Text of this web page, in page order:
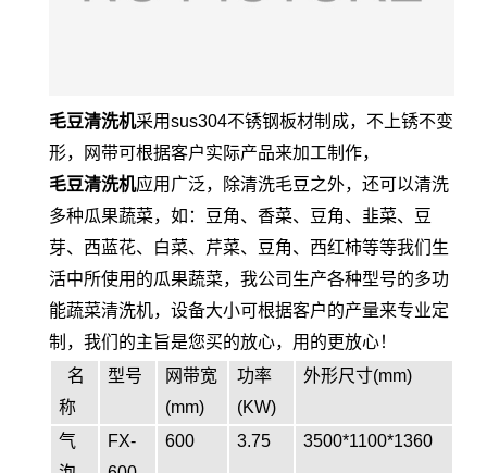
毛豆清洗机采用sus304不锈钢板材制成，不上锈不变
形，网带可根据客户实际产品来加工制作，
毛豆清洗机应用广泛，除清洗毛豆之外，还可以清洗
多种瓜果蔬菜，如：豆角、香菜、豆角、韭菜、豆
芽、西蓝花、白菜、芹菜、豆角、西红柿等等我们生
活中所使用的瓜果蔬菜，我公司生产各种型号的多功
能蔬菜清洗机，设备大小可根据客户的产量来专业定
制，我们的主旨是您买的放心，用的更放心！
名
称
型号
网带宽
(mm)
功率
(KW)
外形尺寸(mm)
气
FX-
600 3.75 3500*1100*1360